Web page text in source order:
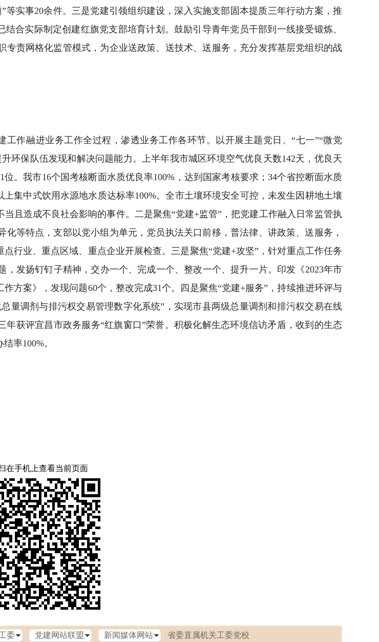
实事20余件。三是党建引领组织建设，深入实施支部固本提质三年行动方案，推
合实际制定创建红旗党支部培育计划。鼓励引导青年党员干部到一线接受锻炼、
责网格化监管模式，为企业送政策、送技术、送服务，充分发挥基层党组织的战
作融进业务工作全过程，渗透业务工作各环节。以开展主题党日、“七一”“微党
环保队伍发现和解决问题能力。上半年我市城区环境空气优良天数142天，优良天
。我市16个国考核断面水质优良率100%，达到国家考核要求；34个省控断面水质
集中式饮用水源地水质达标率100%。全市土壤环境安全可控，未发生因耕地土壤
且造成不良社会影响的事件。二是聚焦“党建+监管”，把党建工作融入日常监管执
等特点，支部以党小组为单元，党员执法关口前移，普法律、讲政策、送服务，
行业、重点区域、重点企业开展检查。三是聚焦“党建+攻坚”，针对重点工作任务
发扬钉钉子精神，交办一个、完成一个、整改一个、提升一片。印发《2023年市
方案》，发现问题60个，整改完成31个。四是聚焦“党建+服务”，持续推进环评与
量调剂与排污权交易管理数字化系统”，实现市县两级总量调剂和排污权交易在线
获评宜昌市政务服务“红旗窗口”荣誉。积极化解生态环境信访矛盾，收到的生态
率100%。
在手机上查看当前页面
省委直属机关工委党校